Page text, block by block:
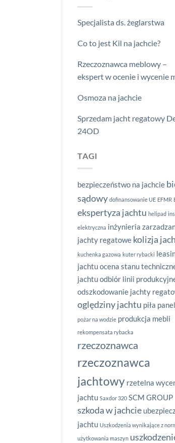
Specjalista ds. żeglarstwa
Co to jest Kil na jachcie?
Rzeczoznawca meblowy –
ekspert w ocenie i wycenie
Osmoza na jachcie
Sprzedam jacht regatowy
24OD
TAGI
bezpieczeństwo na jachcie
sądowy dofinansowanie UE EFMR
ekspertyza jachtu helipad
elektryczna inżynieria
jachty regatowe kolizja
kuchenka gazowa kuter rybacki
jachtuocena stanu
jachtuodbiór linii
odszkodowanie jachty
oględziny jachtu piła
pożar na wodzie produkcja mebli
rekompensata rybacka
rzeczoznawca
rzeczoznawca
jachtowy rzetelna
jachtu Saxdor 320 SCM GROUP
szkoda w jachcie
jachtu Uszkodzenia wynikające z
użytkowania maszyn